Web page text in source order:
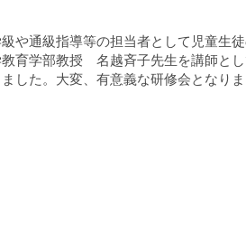
や通級指導等の担当者として児童生
育学部教授 名越斉子先生を講師と
した。大変、有意義な研修会となりま